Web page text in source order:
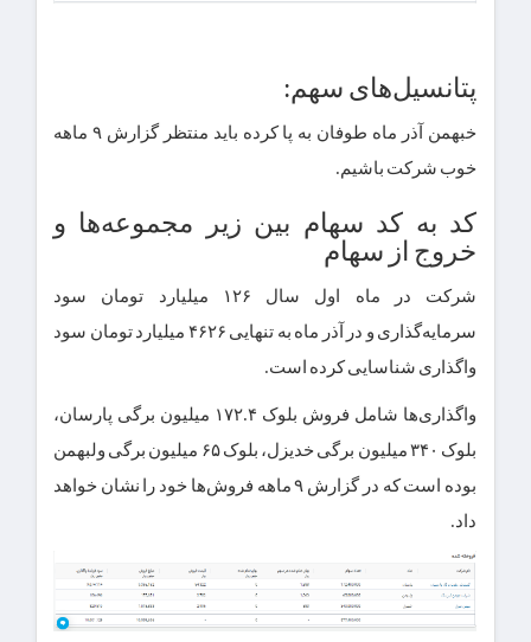
پتانسیل‌های سهم:
خبهمن آذر ماه طوفان به پا کرده باید منتظر گزارش ۹ ماهه
خوب شرکت باشیم.
کد به کد سهام بین زیر مجموعه‌ها و
خروج از سهام
شرکت در ماه اول سال ۱۲۶ میلیارد تومان سود
سرمایه‌گذاری و در آذر ماه به تنهایی ۴۶۲۶ میلیارد تومان سود
واگذاری شناسایی کرده است.
واگذاری‌ها شامل فروش بلوک ۱۷۲.۴ میلیون برگی پارسان،
بلوک ۳۴۰ میلیون برگی خدیزل، بلوک ۶۵ میلیون برگی ولبهمن
بوده است که در گزارش ۹ ماهه فروش‌ها خود را نشان خواهد
داد.